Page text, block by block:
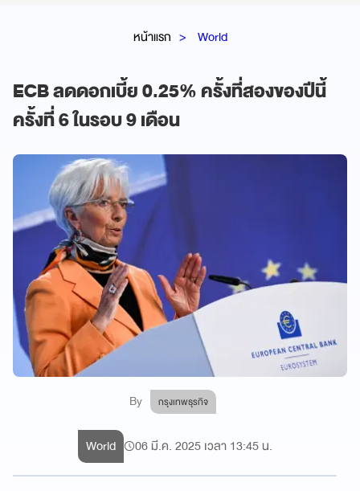
หน้าแรก World
ECB ลดดอกเบี้ย 0.25% ครั้งที่สองของปีนี้
ครั้งที่ 6 ในรอบ 9 เดือน
By กรุงเทพธุรกิจ
World 06 มี.ค. 2025 เวลา 13:45 น.